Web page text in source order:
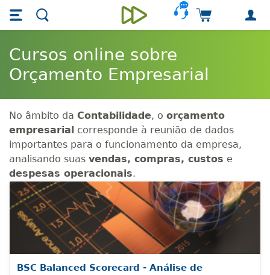
Skip main navigation
Skip to main content
Unieducar
Carrinho de
Cursos online sobre
Orçamento Empresarial
No âmbito da Contabilidade, o orçamento
empresarial corresponde à reunião de dados
importantes para o funcionamento da empresa,
analisando suas vendas, compras, custos e
despesas operacionais.
BSC Balanced Scorecard - Análise de